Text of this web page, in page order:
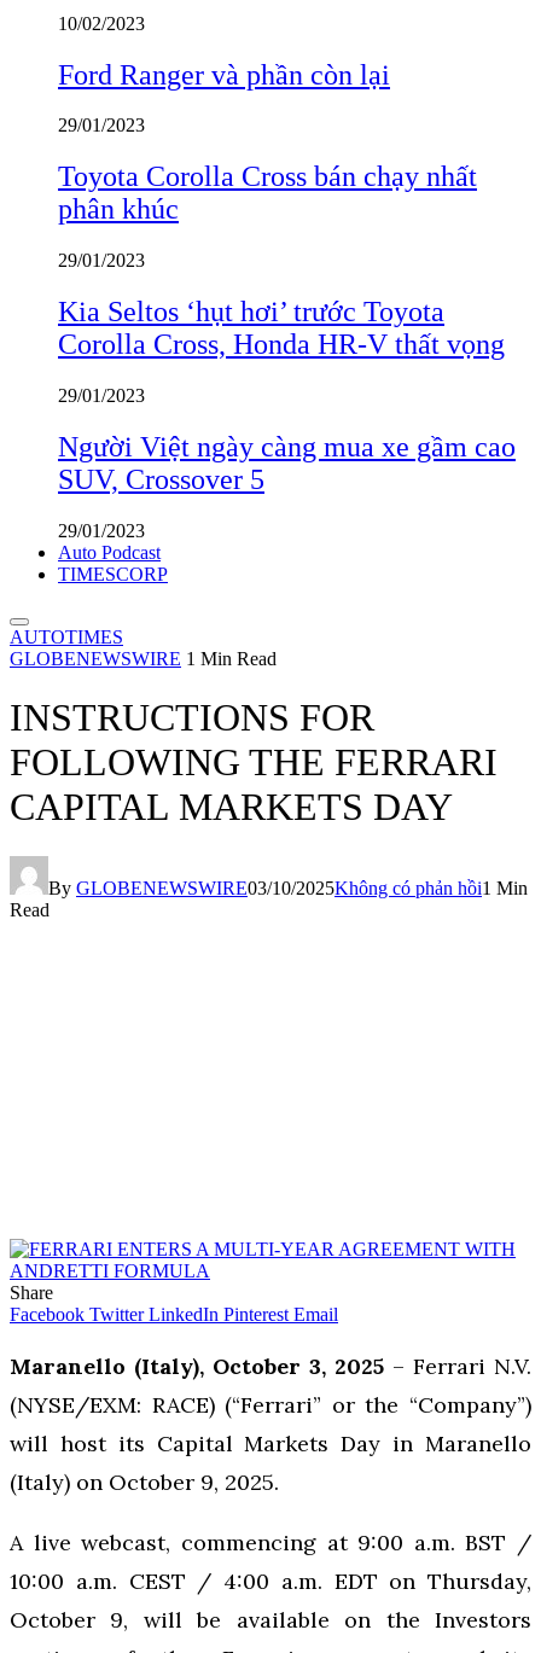
10/02/2023
Ford Ranger và phần còn lại
29/01/2023
Toyota Corolla Cross bán chạy nhất
phân khúc
29/01/2023
Kia Seltos ‘hụt hơi’ trước Toyota
Corolla Cross, Honda HR-V thất vọng
29/01/2023
Người Việt ngày càng mua xe gầm cao
SUV, Crossover 5
29/01/2023
Auto Podcast
TIMESCORP
AUTOTIMES
GLOBENEWSWIRE 1 Min Read
INSTRUCTIONS FOR
FOLLOWING THE FERRARI
CAPITAL MARKETS DAY
By GLOBENEWSWIRE03/10/2025Không có phản hồi1 Min
Read
Share
Facebook Twitter LinkedIn Pinterest Email
Maranello (Italy), October 3, 2025 – Ferrari N.V.
(NYSE/EXM: RACE) (“Ferrari” or the “Company”)
will host its Capital Markets Day in Maranello
(Italy) on October 9, 2025.
A live webcast, commencing at 9:00 a.m. BST /
10:00 a.m. CEST / 4:00 a.m. EDT on Thursday,
October 9, will be available on the Investors